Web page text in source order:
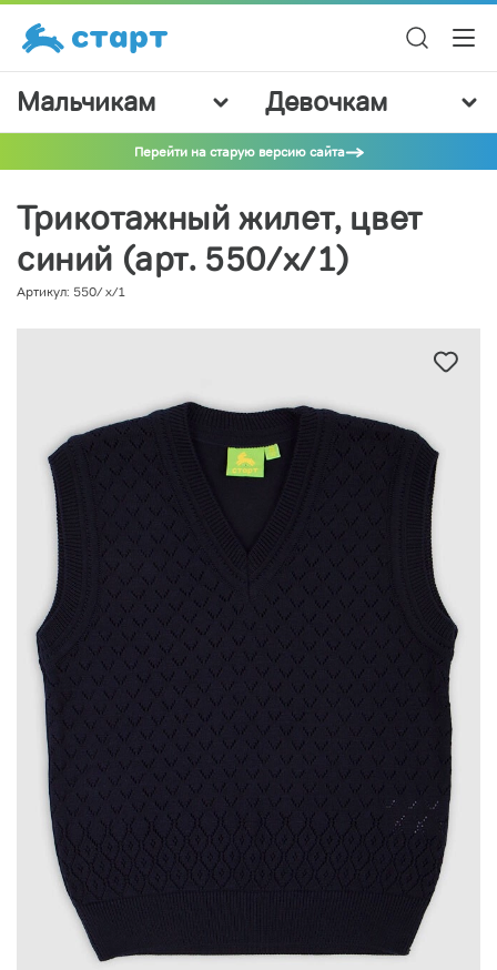
Мальчикам Девочкам
Перейти на старую версию сайта
Трикотажный жилет, цвет
синий (арт. 550/х/1)
Артикул: 550/ х/1